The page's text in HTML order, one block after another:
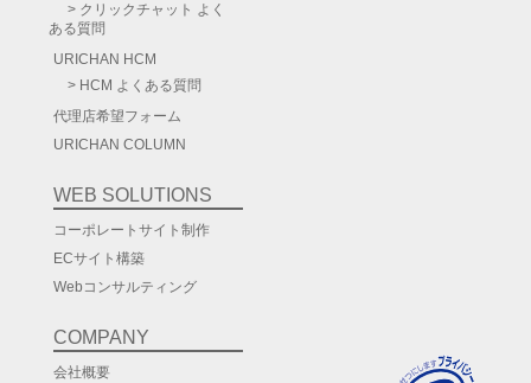
クリックチャット よく
ある質問
URICHAN HCM
HCM よくある質問
代理店希望フォーム
URICHAN COLUMN
WEB SOLUTIONS
コーポレートサイト制作
ECサイト構築
Webコンサルティング
COMPANY
会社概要